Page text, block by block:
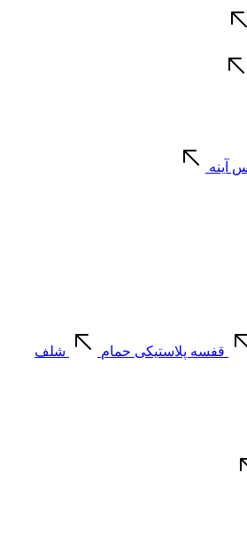
آینه
قفسه پلاستیکی حمام شلف